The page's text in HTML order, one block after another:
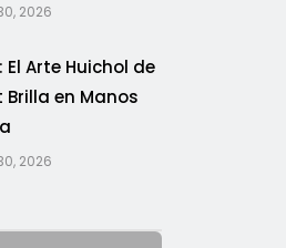
2026
El Arte Huichol de
en Manos
2026